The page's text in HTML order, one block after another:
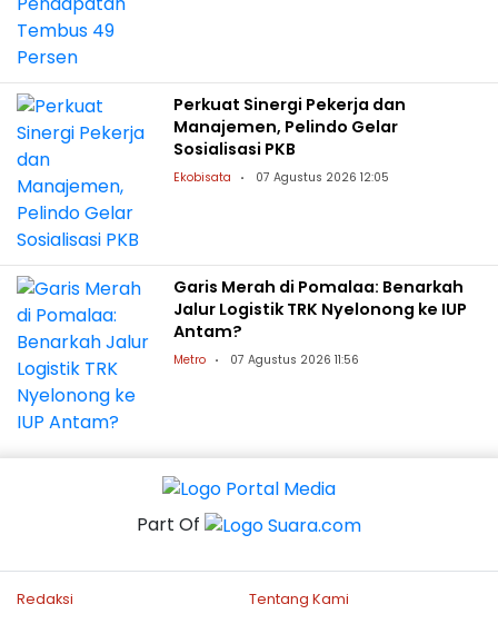
Perkuat Sinergi Pekerja dan
Manajemen, Pelindo Gelar
Sosialisasi PKB
Ekobisata 07 Agustus 2026 12:05
Garis Merah di Pomalaa: Benarkah
Jalur Logistik TRK Nyelonong ke IUP
Antam?
Metro 07 Agustus 2026 11:56
Part Of
Redaksi Tentang Kami